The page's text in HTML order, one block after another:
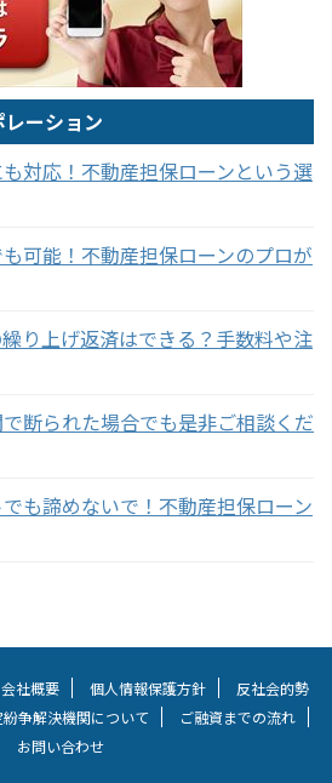
ーション
対応！不動産担保ローンという選
可能！不動産担保ローンのプロが
り上げ返済はできる？手数料や注
断られた場合でも是非ご相談くだ
も諦めないで！不動産担保ローン
会社概要 個人情報保護方針
反社会的勢
争解決機関について
ご融資までの流れ
お問い合わせ